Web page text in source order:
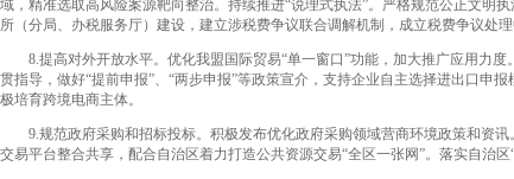
域，精准选取高风险案源靶向整治。持续推进“说理式执法”。严格规范公正文明
所（分局、办税服务厅）建设，建立涉税费争议联合调解机制，成立税费争议处
8.提高对外开放水平。优化我盟国际贸易“单一窗口”功能，加大推广应用力度
贯指导，做好“提前申报”、“两步申报”等政策宣介，支持企业自主选择进出口申
极培育跨境电商主体。
9.规范政府采购和招标投标。积极发布优化政府采购领域营商环境政策和资讯
交易平台整合共享，配合自治区着力打造公共资源交易“全区一张网”。落实自治